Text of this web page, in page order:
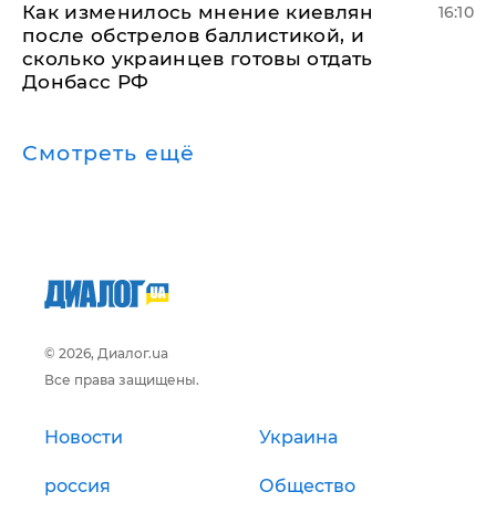
Как изменилось мнение киевлян
после обстрелов баллистикой, и
сколько украинцев готовы отдать
Донбасс РФ
16:10
Смотреть ещё
© 2026, Диалог.ua
Все права защищены.
Новости Украина
россия Общество